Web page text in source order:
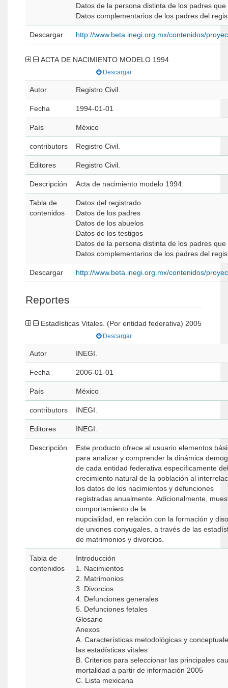
Datos de la persona distinta de los padres
Datos complementarios de los padres del
Descargar http://www.beta.inegi.org.mx/contenidos/
ACTA DE NACIMIENTO MODELO 1994
Descargar
Autor Registro Civil.
Fecha 1994-01-01
País México
contributors Registro Civil.
Editores Registro Civil.
Descripción Acta de nacimiento modelo 1994.
Tabla de
contenidos
Datos del registrado
Datos de los padres
Datos de los abuelos
Datos de los testigos
Datos de la persona distinta de los padres
Datos complementarios de los padres del
Descargar http://www.beta.inegi.org.mx/contenidos/
Reportes
Estadísticas Vitales. (Por entidad federativa) 2005
Descargar
Autor INEGI.
Fecha 2006-01-01
País México
contributors INEGI.
Editores INEGI.
Descripción
Este producto ofrece al usuario elementos
para analizar y comprender la dinámica
de cada entidad federativa específicamente del
crecimiento natural de la población al
los datos de los nacimientos y defunciones
registradas anualmente. Adicionalmente,
comportamiento de la
nupcialidad, en relación con la formación y
de uniones conyugales, a través de las
de matrimonios y divorcios.
Tabla de
contenidos
Introducción
1. Nacimientos
2. Matrimonios
3. Divorcios
4. Defunciones generales
5. Defunciones fetales
Glosario
Anexos
A. Características metodológicas y
las estadísticas vitales
B. Criterios para seleccionar las principales
mortalidad a partir de información 2005
C. Lista mexicana